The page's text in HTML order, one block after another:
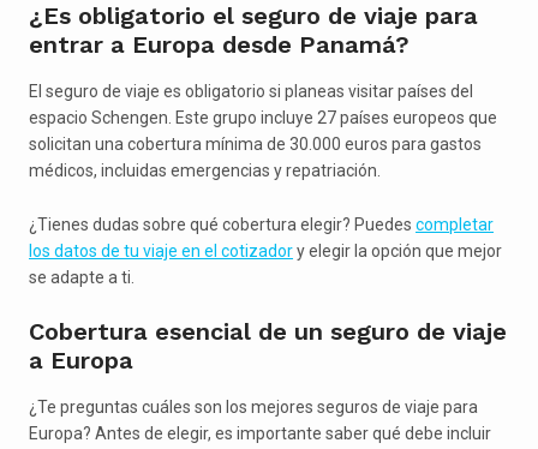
¿Es obligatorio el seguro de viaje para
entrar a Europa desde Panamá?
El seguro de viaje es obligatorio si planeas visitar países del
espacio Schengen. Este grupo incluye 27 países europeos que
solicitan una cobertura mínima de 30.000 euros para gastos
médicos, incluidas emergencias y repatriación.
¿Tienes dudas sobre qué cobertura elegir? Puedes completar
los datos de tu viaje en el cotizadory elegir la opción que mejor
se adapte a ti.
Cobertura esencial de un seguro de viaje
a Europa
¿Te preguntas cuáles son los mejores seguros de viaje para
Europa? Antes de elegir, es importante saber qué debe incluir